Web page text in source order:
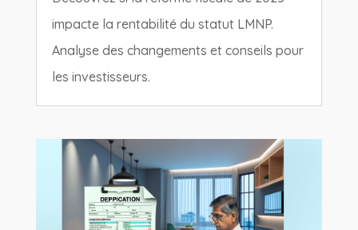
impacte la rentabilité du statut LMNP.
Analyse des changements et conseils pour
les investisseurs.